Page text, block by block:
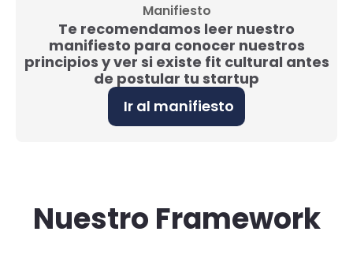
Manifiesto
Te recomendamos leer nuestro
manifiesto para conocer nuestros
principios y ver si existe fit cultural antes
de postular tu startup
Ir al manifiesto
Nuestro Framework